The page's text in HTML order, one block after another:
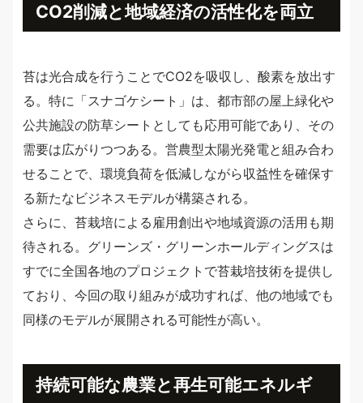
CO2削減と地域経済の活性化を両立
苔は光合成を行うことでCO2を吸収し、酸素を放出す
る。特に「スナゴケシート」は、都市部の屋上緑化や
公共施設の防草シートとしても応用可能であり、その
需要は広がりつつある。営農型太陽光発電と組み合わ
せることで、環境負荷を低減しながら収益性を確保す
る新たなビジネスモデルが構築される。
さらに、苔栽培による雇用創出や地域資源の活用も期
待される。グリーンズ・グリーンホールディングスは
すでに全国各地のプロジェクトで苔栽培技術を提供し
ており、今回の取り組みが成功すれば、他の地域でも
同様のモデルが展開される可能性が高い。
持続可能な農業と再生可能エネルギ